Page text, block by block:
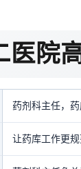
医院
药剂科主任，
让药库工作更